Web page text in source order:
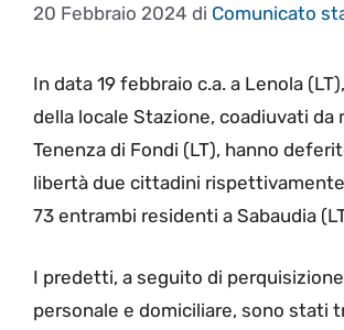
20 Febbraio 2024 di Comunicato
In data 19 febbraio c.a. a Lenola
della locale Stazione, coadiuvati da
Tenenza di Fondi (LT), hanno
libertà due cittadini rispettivamente
73 entrambi residenti a Sabaudia
I predetti, a seguito di
personale e domiciliare, sono stati